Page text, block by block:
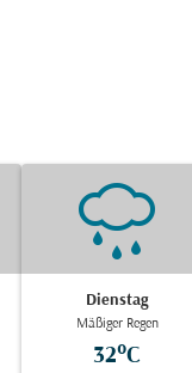
Dienstag
Mäßiger Regen
32°C